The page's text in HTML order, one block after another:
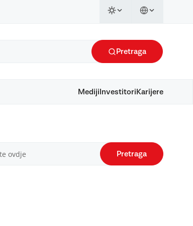
Pretraga
Mediji Investitori Karijere
Pretraga